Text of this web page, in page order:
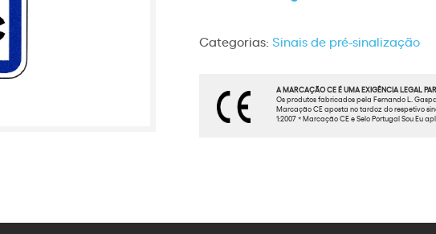
Categorias: Sinais de pré-sinalização
A MARCAÇÃO CE É UMA EXIGÊNCIA LEGAL
Os produtos fabricados pela Fernando L.
Marcação CE aposta no tardoz do respetivo
1:2007 * Marcação CE e Selo Portugal Sou Eu